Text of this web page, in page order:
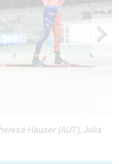
Hauser (AUT), Julia